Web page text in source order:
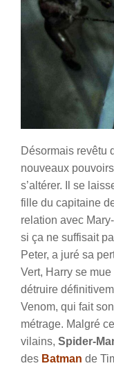
Désormais revêtu
nouveaux
s’altérer. Il se
fille du capitaine
relation avec
si ça ne suffisait
Peter, a juré sa
Vert, Harry se
détruire
Venom, qui fait
métrage. Malgré
vilains, Spider-
des Batman de